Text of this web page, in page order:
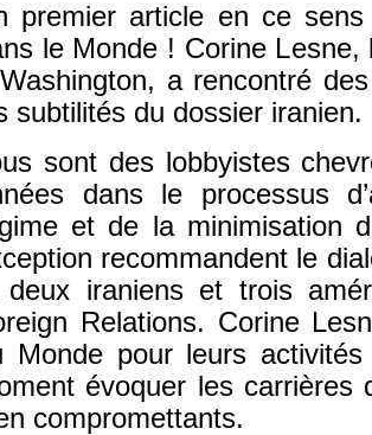
premier article en ce
le Monde ! Corine
a rencontré
subtilités du dossier iranien.
sont des lobbyistes
dans le processus
et de la minimisation
recommandent le
deux iraniens et trois
Relations. Corine
Monde pour leurs
évoquer les carrières
compromettants.